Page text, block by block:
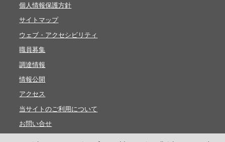
個人情報保護方針
サイトマップ
ウェブ・アクセシビリティ
職員募集
調達情報
情報公開
アクセス
当サイトのご利用について
お問い合せ